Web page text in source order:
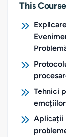
This
Tehnici
Aplicații